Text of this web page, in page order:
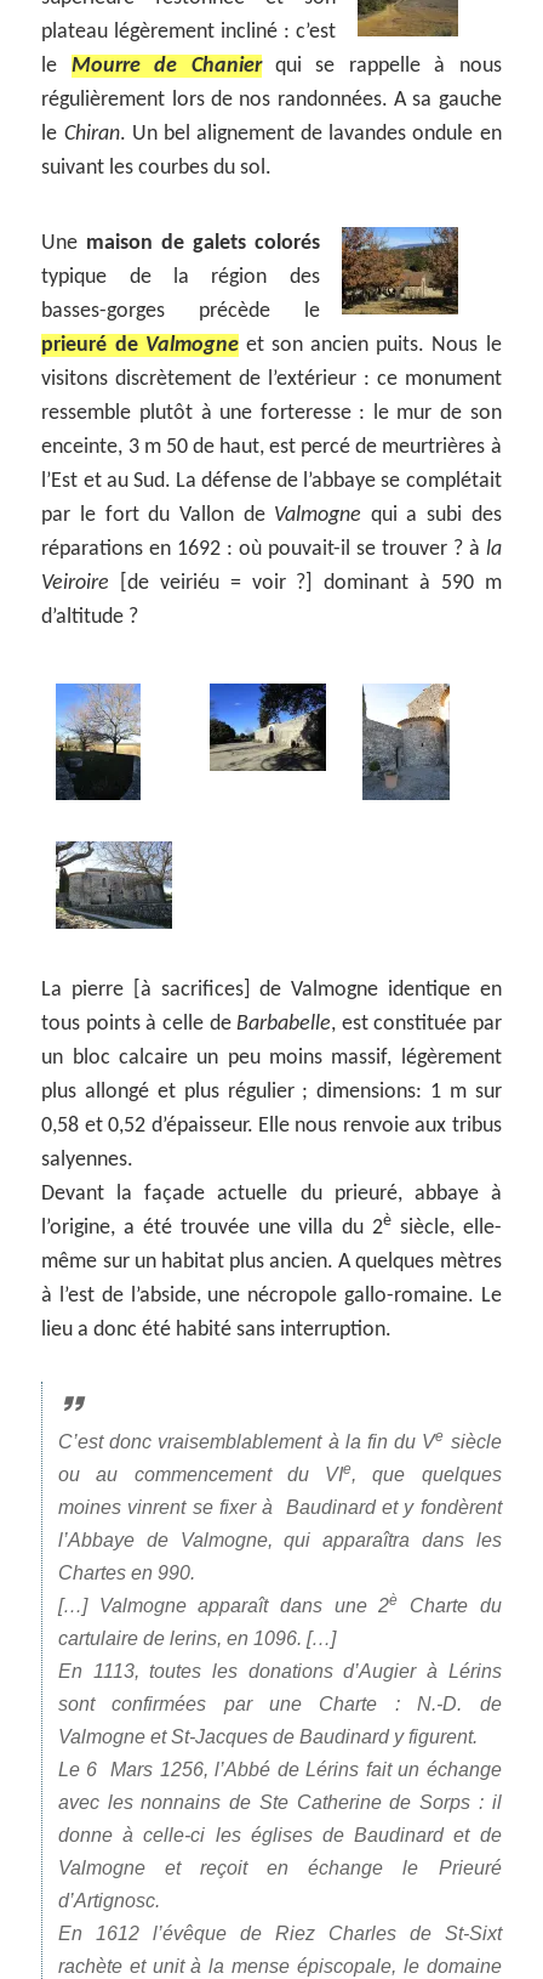
plateau légèrement incliné : c’est
le Mourre de Chanierqui se rappelle à nous
régulièrement lors de nos randonnées. A sa gauche
le Chiran. Un bel alignement de lavandes ondule en
suivant les courbes du sol.
Une maison de galets colorés
typique de la région des
basses-gorges précède le
prieuré de Valmogneet son ancien puits. Nous le
visitons discrètement de l’extérieur : ce monument
ressemble plutôt à une forteresse : le mur de son
enceinte, 3 m 50 de haut, est percé de meurtrières à
l’Est et au Sud. La défense de l’abbaye se complétait
par le fort du Vallon de Valmogne qui a subi des
réparations en 1692 : où pouvait-il se trouver ? à la
Veiroire [de veiriéu = voir ?] dominant à 590 m
d’altitude ?
La pierre [à sacrifices] de Valmogne identique en
tous points à celle deBarbabelle, est constituée par
un bloc calcaire un peu moins massif, légèrement
plus allongé et plus régulier ; dimensions: 1 m sur
0,58 et 0,52 d’épaisseur. Elle nous renvoie aux tribus
salyennes.
Devant la façade actuelle du prieuré, abbaye à
l’origine, a été trouvée une villa du 2èsiècle, elle-
même sur un habitat plus ancien. A quelques mètres
à l’est de l’abside, une nécropole gallo-romaine. Le
lieu a donc été habité sans interruption.
C’est donc vraisemblablement à la fin du Ve siècle
ou au commencement du VIe, que quelques
moines vinrent se fixer à Baudinard et y fondèrent
l’Abbaye de Valmogne, qui apparaîtra dans les
Chartes en 990.
[…] Valmogne apparaît dans une 2è
Charte du
cartulaire de lerins, en 1096. […]
En 1113, toutes les donations d’Augier à Lérins
sont confirmées par une Charte : N.-D. de
Valmogne et St-Jacques de Baudinard y figurent.
Le 6 Mars 1256, l’Abbé de Lérins fait un échange
avec les nonnains de Ste Catherine de Sorps : il
donne à celle-ci les églises de Baudinard et de
Valmogne et reçoit en échange le Prieuré
d’Artignosc.
En 1612 l’évêque de Riez Charles de St-Sixt
rachète et unit à la mense épiscopale, le domaine